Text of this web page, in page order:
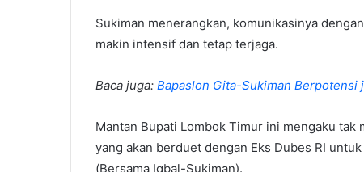
Sukiman menerangkan, komunikasinya
makin intensif dan tetap terjaga.
Baca juga: Bapaslon Gita-Sukiman Berpotensi
Mantan Bupati Lombok Timur ini mengaku
yang akan berduet dengan Eks Dubes RI
(Bersama Iqbal-Sukiman).